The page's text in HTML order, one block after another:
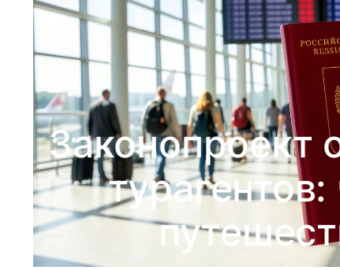
Законопроект